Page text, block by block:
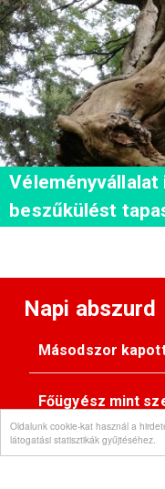
Oldalunk cookie-kat használ a
látogatási statisztikák gyűjtéséhez.
beszűkülést
Napi abszurd
Másodszor
Főügyész mint
Pimasz önkényúr